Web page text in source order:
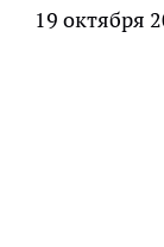
19 октября